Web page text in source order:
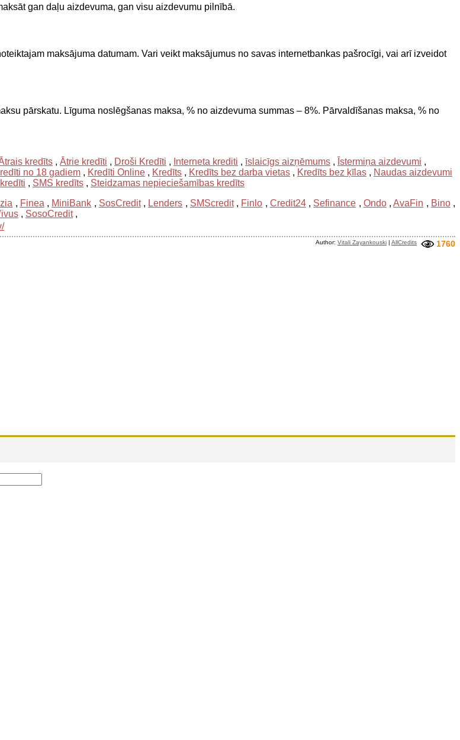
gan daļu aizdevuma, gan visu aizdevumu pilnībā.
maksājuma datumam. Vari veikt maksājumus no savas internetbankas pašrocīgi, vai arī izveidot
pārskatu. Līguma noslēgšanas maksa, % no aizdevuma summas – 8%. Pārvaldīšanas maksa, % no
kredīts , Ātrie kredīti , Droši Kredīti , Interneta krediti , īslaicīgs aizņēmums , Īstermiņa aizdevumi ,
no 18 gadiem , Kredīti Online , Kredīts , Kredīts bez darba vietas , Kredīts bez ķīlas , Naudas aizdevumi
, SMS kredīts , Steidzamas nepieciešamības kredīts
, Finea, MiniBank , SosCredit, Lenders , SMScredit, Finlo , Credit24, Sefinance , Ondo,AvaFin , Bino,
, SosoCredit,
1760
Author: Vitali Zayankouski AllCredits